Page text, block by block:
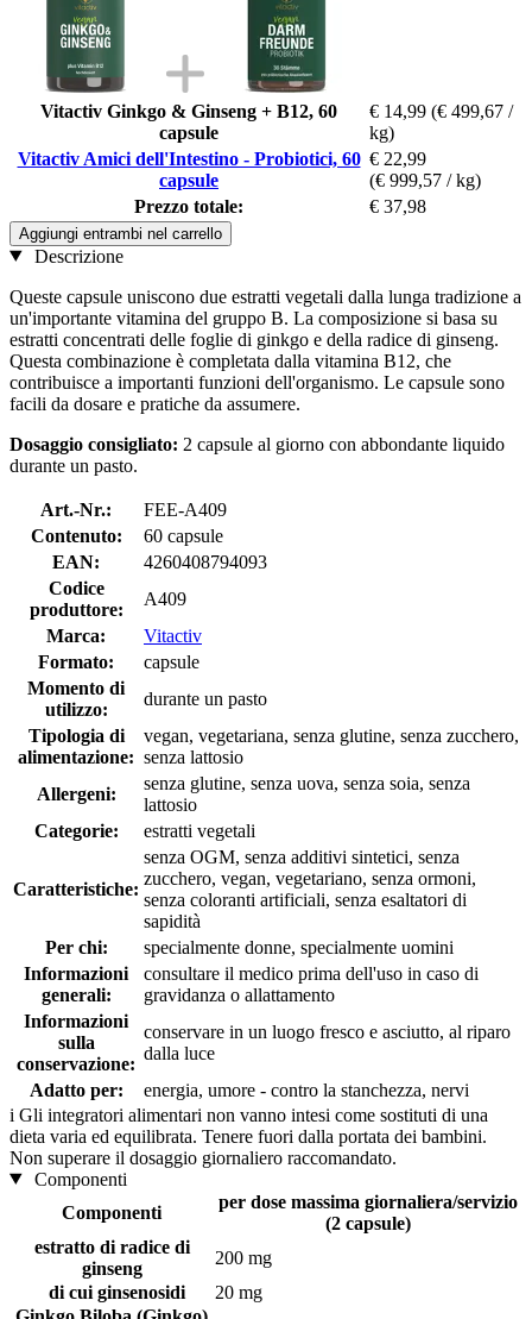
Vitactiv Ginkgo & Ginseng + B12, 60
capsule
€ 14,99 (€ 499,67 /
kg)
Vitactiv Amici dell'Intestino - Probiotici, 60
capsule
€ 22,99
(€ 999,57 / kg)
Prezzo totale:
€ 37,98
Aggiungi entrambi nel carrello
Descrizione
Queste capsule uniscono due estratti vegetali dalla lunga tradizione a
un'importante vitamina del gruppo B. La composizione si basa su
estratti concentrati delle foglie di ginkgo e della radice di ginseng.
Questa combinazione è completata dalla vitamina B12, che
contribuisce a importanti funzioni dell'organismo. Le capsule sono
facili da dosare e pratiche da assumere.
Dosaggio consigliato: 2 capsule al giorno con abbondante liquido
durante un pasto.
Art.-Nr.:
FEE-A409
Contenuto:
60 capsule
EAN:
4260408794093
Codice
produttore:
A409
Marca:
Vitactiv
Formato:
capsule
Momento di
utilizzo:
durante un pasto
Tipologia di
alimentazione:
vegan, vegetariana, senza glutine, senza zucchero,
senza lattosio
Allergeni:
senza glutine, senza uova, senza soia, senza
lattosio
Categorie:
estratti vegetali
Caratteristiche:
senza OGM, senza additivi sintetici, senza
zucchero, vegan, vegetariano, senza ormoni,
senza coloranti artificiali, senza esaltatori di
sapidità
Per chi:
specialmente donne, specialmente uomini
Informazioni
generali:
consultare il medico prima dell'uso in caso di
gravidanza o allattamento
Informazioni
sulla
conservazione:
conservare in un luogo fresco e asciutto, al riparo
dalla luce
Adatto per:
energia, umore - contro la stanchezza, nervi
i Gli integratori alimentari non vanno intesi come sostituti di una
dieta varia ed equilibrata. Tenere fuori dalla portata dei bambini.
Non superare il dosaggio giornaliero raccomandato.
Componenti
Componenti
per dose massima giornaliera/servizio
(2 capsule)
estratto di radice di
ginseng
200 mg
di cui ginsenosidi
20 mg